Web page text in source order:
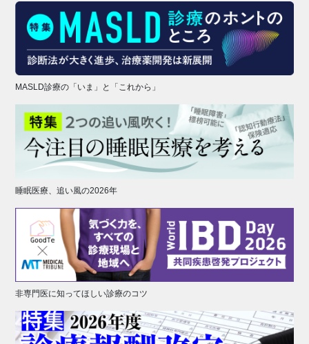
MASLD診療の「いま」と「これから」
睡眠医療、追い風の2026年
非専門医に知ってほしい診療のコツ